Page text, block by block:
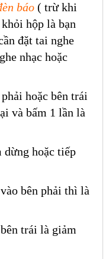
báo ( trừ khi
hộp là bạn
đặt tai nghe
nhạc hoặc
hoặc bên trái
và bấm 1 lần là
dừng hoặc tiếp
bên phải thì là
trái là giảm